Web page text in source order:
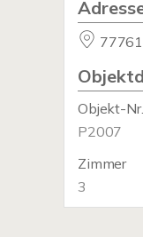
Objekt-Nr.
P2007
Zimmer
3